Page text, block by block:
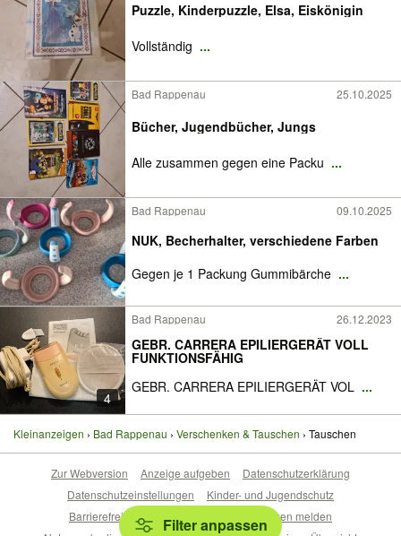
Puzzle, Kinderpuzzle, Elsa, Eiskönigin
Vollständig ...
Bad Rappenau 25.10.2025
Bücher, Jugendbücher, Jungs
Alle zusammen gegen eine Packu ...
Bad Rappenau 09.10.2025
NUK, Becherhalter, verschiedene Farben
Gegen je 1 Packung Gummibärche ...
4
Bad Rappenau 26.12.2023
GEBR. CARRERA EPILIERGERÄT VOLL
FUNKTIONSFÄHIG
GEBR. CARRERA EPILIERGERÄT VOL ...
Kleinanzeigen Bad Rappenau Verschenken & Tauschen Tauschen
Filter anpassen
Zur Webversion Anzeige aufgeben
Datenschutzerklärung
Datenschutzeinstellungen
Kinder- und Jugendschutz
Barrierefreiheitserklärung
Sicherheitslücken melden